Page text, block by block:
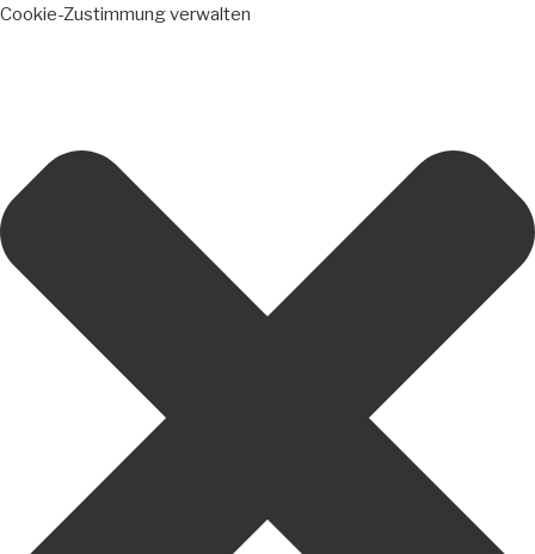
Cookie-Zustimmung verwalten